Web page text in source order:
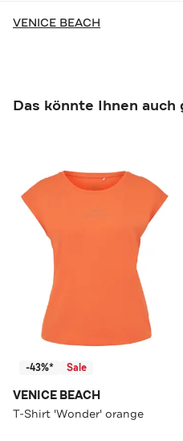
VENICE BEACH
Das könnte Ihnen auch
-43%* Sale
VENICE BEACH
T-Shirt 'Wonder' orange